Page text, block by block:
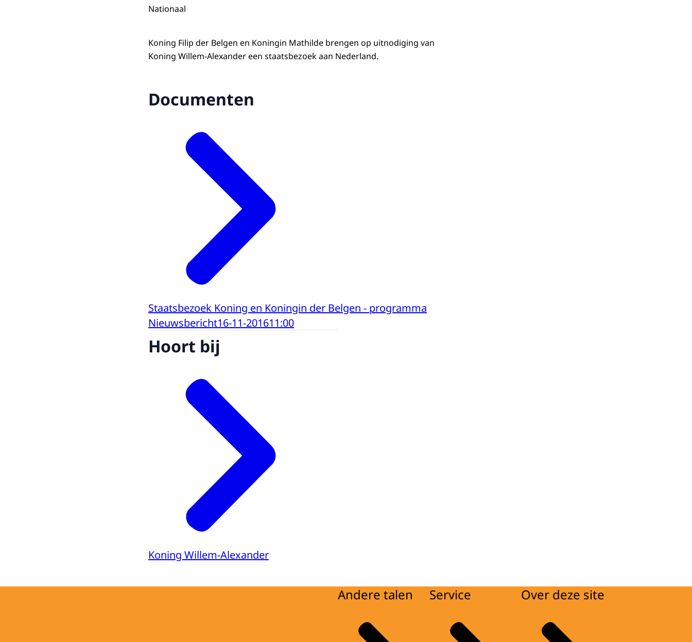
Nationaal
Koning Filip der Belgen en Koningin Mathilde brengen op uitnodiging van
Koning Willem-Alexander een staatsbezoek aan Nederland.
Documenten
Staatsbezoek Koning en Koningin der Belgen - programma
Nieuwsbericht16-11-201611:00
Hoort bij
Koning Willem-Alexander
Andere talen Service Over deze site